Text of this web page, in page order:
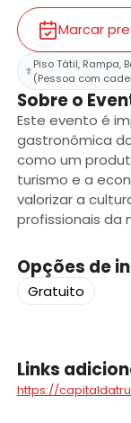
Marcar
Piso Tátil, Rampa,
(Pessoa com
Sobre o
Este evento é
gastronômica
como um
turismo e a
valorizar a
profissionais da
Opções de
Gratuito
Links
https://